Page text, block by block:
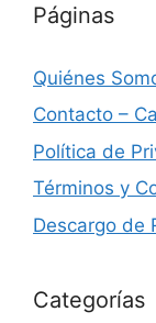
Páginas
Quiénes
Contacto –
Política de
Términos y
Descargo de
Categorías